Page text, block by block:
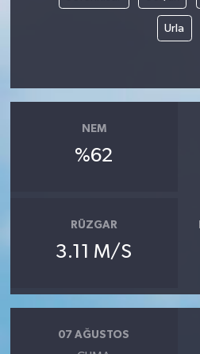
Urla
NEM
%62
RÜZGAR
3.11 M/S
07 AĞUSTOS